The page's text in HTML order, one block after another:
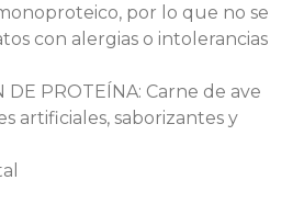
por lo que no se
con alergias o intolerancias
DE PROTEÍNA: Carne de ave
artificiales, saborizantes y